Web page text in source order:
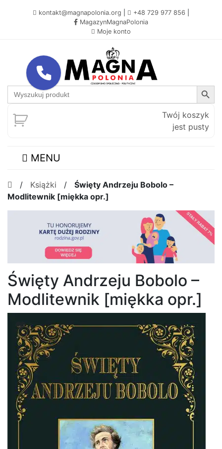
kontakt@magnapolonia.org +48 729 977 856
MagazynMagnaPolonia
Moje konto
Search
for:
Search Button
Twój koszyk
jest pusty
MENU
/ Książki / Święty Andrzeju Bobolo –
Modlitewnik [miękka opr.]
Święty Andrzeju Bobolo –
Modlitewnik [miękka opr.]